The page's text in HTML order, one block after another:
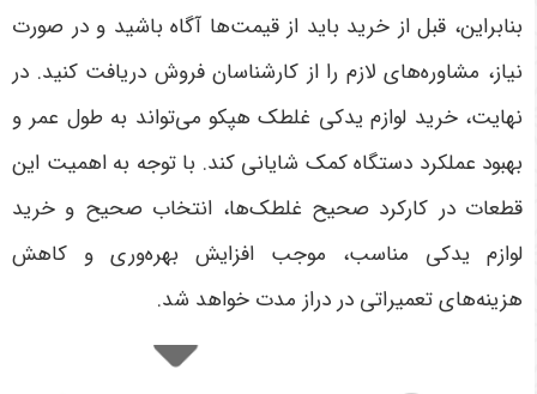
بنابراین، قبل از خرید باید از قیمت‌ها آگاه باشید و در صورت
نیاز، مشاوره‌های لازم را از کارشناسان فروش دریافت کنید. در
نهایت، خرید لوازم یدکی غلطک هپکو می‌تواند به طول عمر و
بهبود عملکرد دستگاه کمک شایانی کند. با توجه به اهمیت این
قطعات در کارکرد صحیح غلطک‌ها، انتخاب صحیح و خرید
لوازم یدکی مناسب، موجب افزایش بهره‌وری و کاهش
هزینه‌های تعمیراتی در دراز مدت خواهد شد.